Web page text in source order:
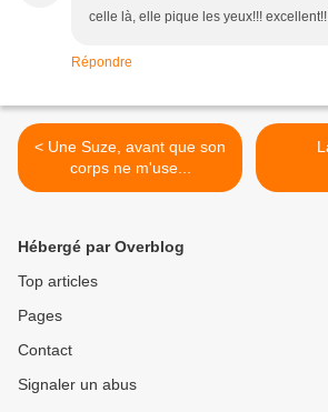
celle là, elle pique les yeux!!! excellent!!
Répondre
< Une Suze, avant que son
corps ne m'use...
Hébergé par Overblog
Top articles
Pages
Contact
Signaler un abus